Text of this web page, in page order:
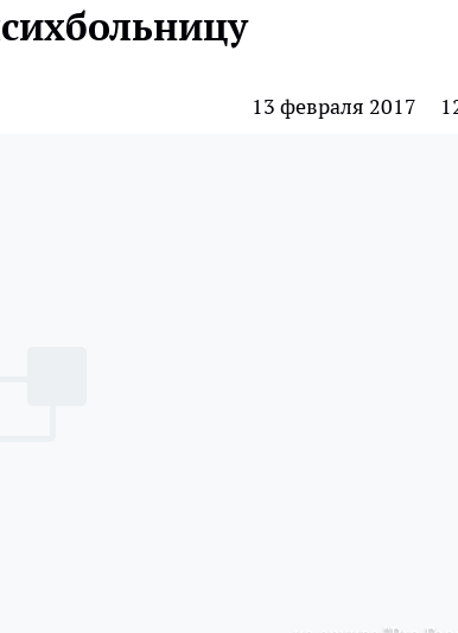
13 февраля 2017